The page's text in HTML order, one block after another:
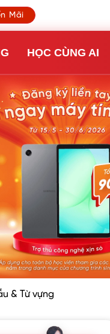
Mãi
HỌC CÙNG AI
& Từ vựng